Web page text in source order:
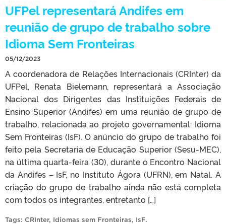
UFPel representará Andifes em
reunião de grupo de trabalho sobre
Idioma Sem Fronteiras
05/12/2023
A coordenadora de Relações Internacionais (CRInter) da
UFPel, Renata Bielemann, representará a Associação
Nacional dos Dirigentes das Instituições Federais de
Ensino Superior (Andifes) em uma reunião de grupo de
trabalho, relacionada ao projeto governamental: Idioma
Sem Fronteiras (IsF). O anúncio do grupo de trabalho foi
feito pela Secretaria de Educação Superior (Sesu-MEC),
na última quarta-feira (30), durante o Encontro Nacional
da Andifes – IsF, no Instituto Ágora (UFRN), em Natal. A
criação do grupo de trabalho ainda não está completa
com todos os integrantes, entretanto […]
Tags: CRInter, Idiomas sem Fronteiras, IsF.